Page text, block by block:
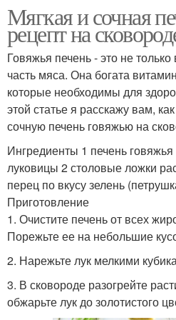
Мягкая и сочная
рецепт на
Говяжья печень - это не
часть мяса. Она богата
которые необходимы для
этой статье я расскажу вам,
сочную печень говяжью на
Ингредиенты 1 печень
луковицы 2 столовые ложки
перец по вкусу зелень
Приготовление
1. Очистите печень от всех
Порежьте ее на небольшие
2. Нарежьте лук мелкими
3. В сковороде разогрейте
обжарьте лук до золотистого